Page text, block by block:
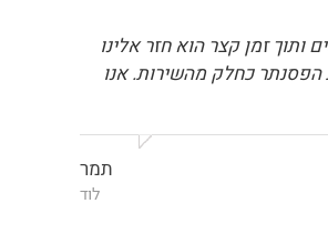
זמן קצר הוא חזר אלינו
הפסנתר כחלק מהשירות. אנו
תמר
לוד